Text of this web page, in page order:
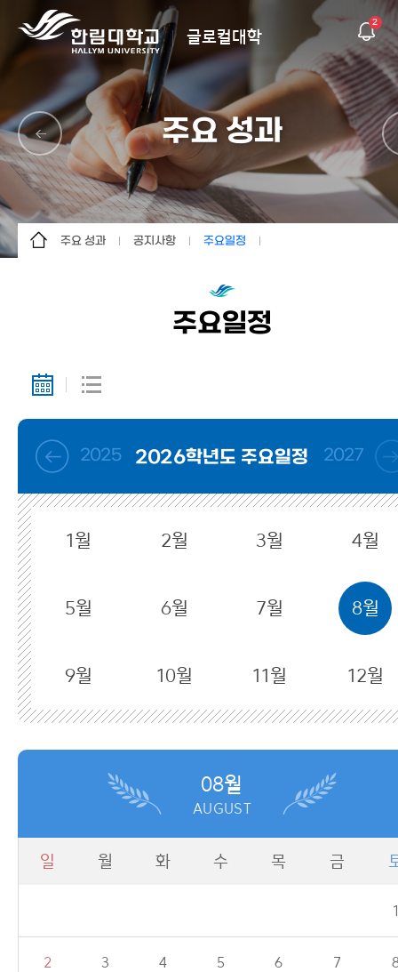
글로컬대학
2
주요 성과
주요 성과
주요 성과
사이트맵
공지사항
추진사례
주요일정
의견수렴
주요일정
2025 2026학년도 주요일정 2027
1월 2월 3월 4월
5월 6월 7월 8월
9월 10월 11월 12월
08월
AUGUST
일 월 화 수 목 금
2 3 4 5 6 7